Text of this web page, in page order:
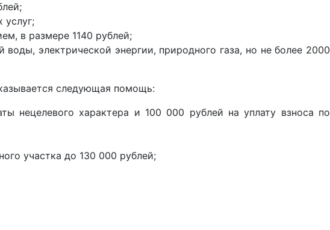
в размере 1140 рублей;
электрической энергии, природного газа, но не более 2000
следующая помощь:
нецелевого характера и 100 000 рублей на уплату взноса по
участка до 130 000 рублей;